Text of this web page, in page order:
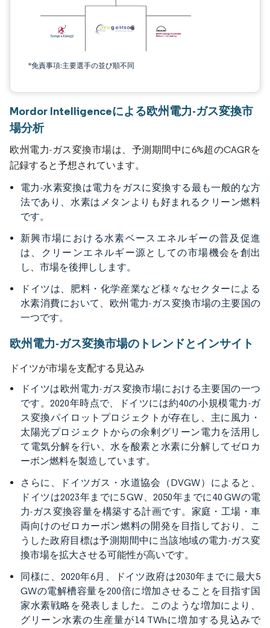
*免責事項:主要選手の並び順不同
Mordor Intelligenceによる欧州電力-ガス変換市
場分析
欧州電力-ガス変換市場は、予測期間中に6%超のCAGRを
記録すると予想されています。
電力-水素変換は電力をガスに変換する最も一般的な方
法であり、水素はメタンよりも好まれるクリーン燃料
です。
新興市場における水素ベースエネルギーの普及促進
は、クリーンエネルギー源としての市場機会を創出
し、市場を後押しします。
ドイツは、肥料・化学産業など様々なセクターによる
水素消費において、欧州電力-ガス変換市場の主要国の
一つです。
欧州電力-ガス変換市場のトレンドとインサイト
ドイツが市場を支配する見込み
ドイツは欧州電力-ガス変換市場における主要国の一つ
です。2020年時点で、ドイツには約40の小規模電力-ガ
ス変換パイロットプロジェクトが存在し、主に風力・
太陽光プロジェクトからの余剰グリーン電力を活用し
て電気分解を行い、水を酸素と水素に分解してゼロカ
ーボン燃料を製造しています。
さらに、ドイツガス・水道協会（DVGW）によると、
ドイツは2023年までに5 GW、2050年までに40 GWの電
力-ガス変換容量を構築する計画です。家庭・工場・車
両向けのゼロカーボン燃料の開発を目指しており、こ
うした政府目標は予測期間中に当該地域の電力-ガス変
換市場を拡大させる可能性が高いです。
同様に、2020年6月、ドイツ政府は2030年までに最大5
GWの電解槽容量を200倍に増加させることを目指す国
家水素戦略を発表しました。このような増加により、
グリーン水素の生産量が14 TWhに増加する見込みで